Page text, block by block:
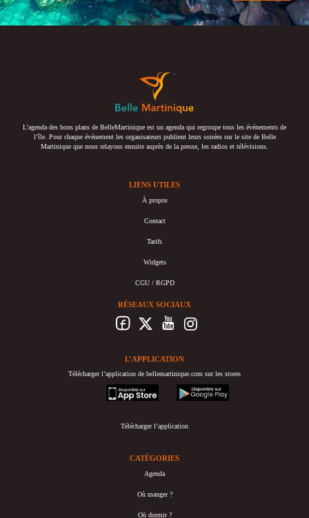
L’agenda des bons plans de BelleMartinique est un agenda qui regroupe tous les événements de
l’île. Pour chaque événement les organisateurs publient leurs soirées sur le site de Belle
Martinique que nous relayons ensuite auprès de la presse, les radios et télévisions.
LIENS UTILES
À propos
Contact
Tarifs
Widgets
CGU / RGPD
RÉSEAUX SOCIAUX
L’APPLICATION
Télécharger l’application de bellemartinique.com sur les stores
appstore
googleplay
Télécharger l’application
CATÉGORIES
Agenda
Où manger ?
Où dormir ?